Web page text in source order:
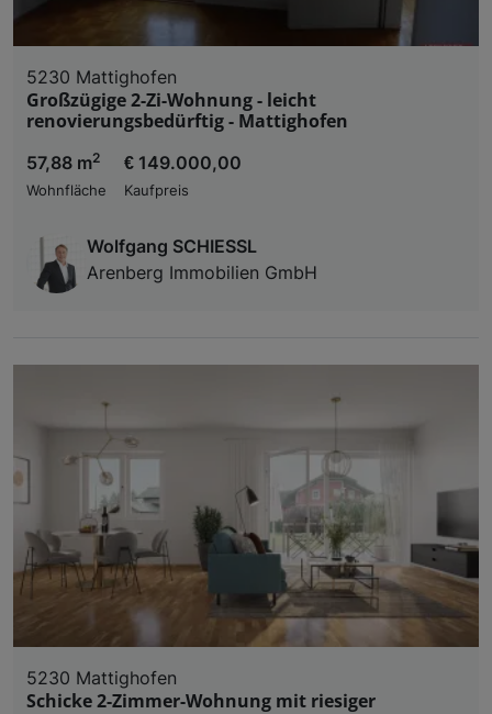
5230 Mattighofen
Großzügige 2-Zi-Wohnung - leicht
renovierungsbedürftig - Mattighofen
57,88 m2
Wohnfläche
€ 149.000,00
Kaufpreis
Wolfgang SCHIESSL
Arenberg Immobilien GmbH
5230 Mattighofen
Schicke 2-Zimmer-Wohnung mit riesiger